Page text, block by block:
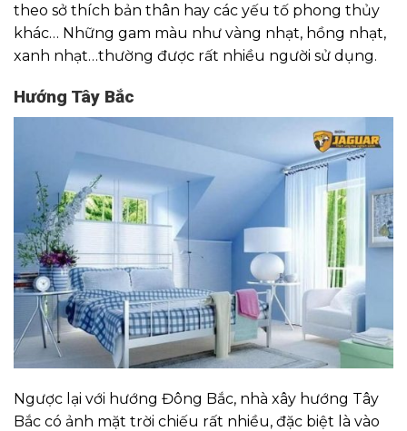
theo sở thích bản thân hay các yếu tố phong thủy
khác… Những gam màu như vàng nhạt, hồng nhạt,
xanh nhạt…thường được rất nhiều người sử dụng.
Hướng Tây Bắc
Ngược lại với hướng Đông Bắc, nhà xây hướng Tây
Bắc có ảnh mặt trời chiếu rất nhiều, đặc biệt là vào